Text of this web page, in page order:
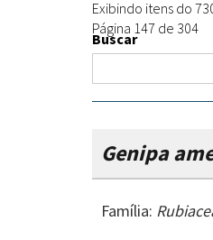
Exibindo itens do
Página 147 de 304
Buscar
Genipa
Família: